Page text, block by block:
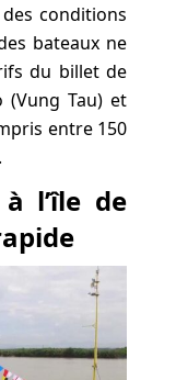
conditions
bateaux ne
du billet de
Tau) et
entre 150
l’île de